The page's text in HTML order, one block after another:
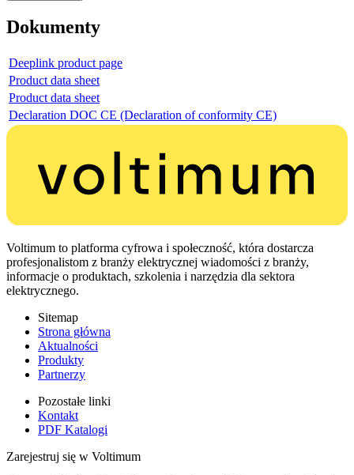
Dokumenty
Deeplink product page
Product data sheet
Product data sheet
Declaration DOC CE (Declaration of conformity CE)
Voltimum to platforma cyfrowa i społeczność, która dostarcza
profesjonalistom z branży elektrycznej wiadomości z branży,
informacje o produktach, szkolenia i narzędzia dla sektora
elektrycznego.
Sitemap
Strona główna
Aktualności
Produkty
Partnerzy
Pozostałe linki
Kontakt
PDF Katalogi
Zarejestruj się w Voltimum